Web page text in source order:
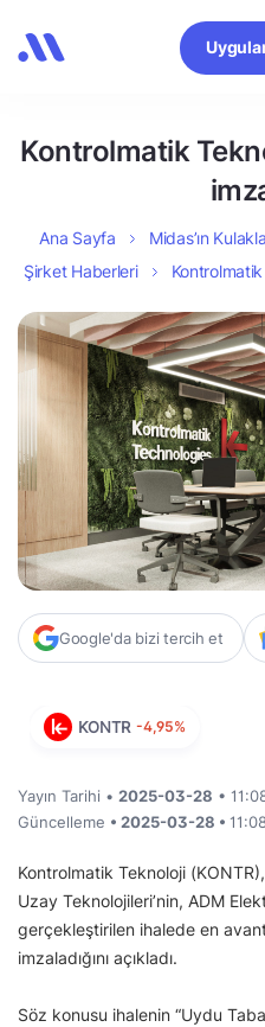
Kontrolmatik
Ana Sayfa Midas’ın
Şirket Haberleri
Google'da bizi tercih et
KONTR -4,95%
Yayın Tarihi • 2025-03-28 •
Güncelleme • 2025-03-28 •
Kontrolmatik Teknoloji
Uzay Teknolojileri’nin, ADM
gerçekleştirilen ihalede en
imzaladığını açıkladı.
Söz konusu ihalenin “Uydu